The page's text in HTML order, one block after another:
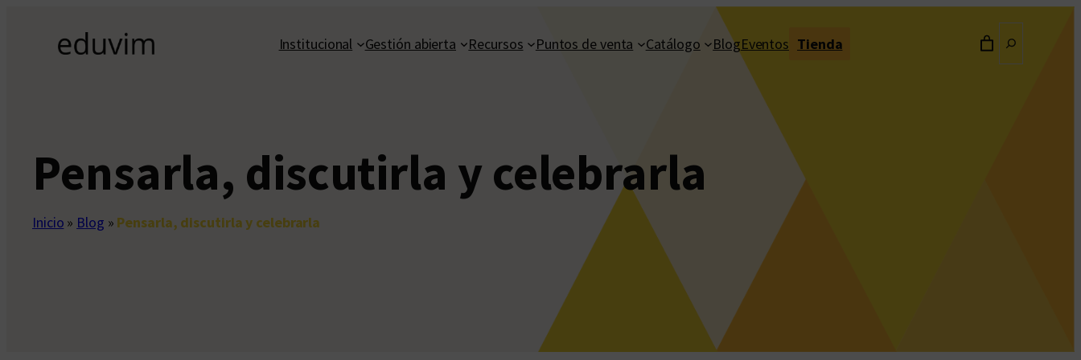
contenido
Institucional Gestión abierta Recursos Puntos de venta Catálogo BlogEventos Tienda
Pensarla, discutirla y celebrarla
Inicio » Blog » Pensarla, discutirla y celebrarla